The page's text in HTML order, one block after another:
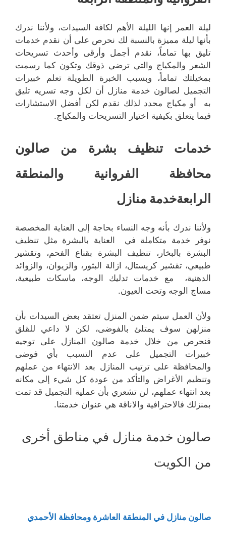
ليلة العمر إنها الليلة الأهم لكافة السيدات، ولأننا ندرك
بأنها ليلة مميزة بالنسبة لك نحرص على أن نقدم خدمات
تليق بها تماماً، نقدم أجمل وأرقى وأحدث تسريحات
الشعر والمكياج والتي ترضي ذوقك وتكون كما رسمت
بمخيلتك تماماً، وبسبب الخبرة الطويلة تعلم خبيرات
التجميل لصالون خدمة منازل أن لكل وجه تسريه تليق
به أو مكياج محدد لذلك نقدم لكن أفضل الاستشارات
فيما يتعلق بكيفية اختيار التسريحات والمكياج.
خدمات تنظيف بشرة من صالون
محافظة الفروانية والمنطقة
الرابعةخدمة منازل
ولأننا ندرك بأنه وجه النساء بحاجة إلى العناية المخصصة
نوفر خدمة متكاملة في العناية بالبشرة مثل تنظيف
البشرة بالبخار، تنظيف البشرة بقناع الفحم، وتقشير
طبيعي، تقشير كريستال، ازالة البثور، والزيوان، والزوائد
الدهنية، مع خدمات تدليك الوجه، ماسكات طبيعية،
مساج الوجه وتحت العيون.
ولأن العمل سيتم ضمن المنزل تعتقد بعض السيدات بأن
منزلهن سوف يمتلئ بالفوضى، لكن لا داعي للقلق
فنحرص من خلال خدمة صالون المنازل على توجيه
خبيرات التجميل على عدم التسبب بأي فوضى
والمحافظة على ترتيب المنازل بعد الانتهاء من عملهم
وتنظيم الأغراض والتأكد من عودة كل شيء إلى مكانه
بعد انتهاء عملهم، لن تشعري بأن عملية التجميل قد تمت
بمنزلك فالاحترافية والاناقة هي عنوان خدمتنا.
صالون خدمة منازل في مناطق أخرى
من الكويت
صالون منازل في المنطقة العاشرة ومحافظة الأحمدي